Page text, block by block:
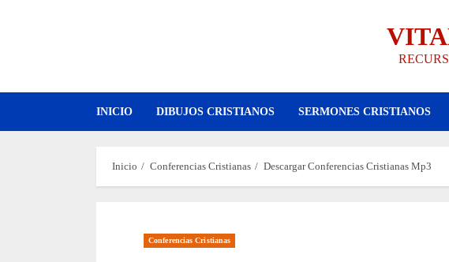
INICIO DIBUJOS CRISTIANOS SERMONES CRISTIANOS
Inicio Conferencias Cristianas Descargar Conferencias Cristianas Mp3
Conferencias Cristianas